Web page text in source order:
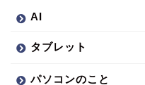
AI
タブレット
パソコンのこと